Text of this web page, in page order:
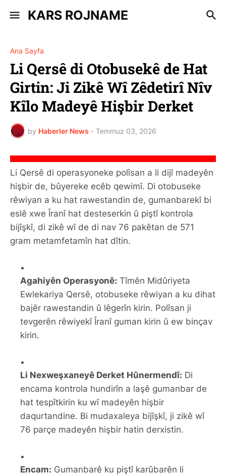
KARS ROJNAME
Ana Sayfa
Li Qersê di Otobusekê de Hat
Girtin: Ji Zikê Wî Zêdetirî Nîv
Kîlo Madeyê Hişbir Derket
by Haberler News - Temmuz 03, 2026
Li Qersê di operasyoneke polîsan a li dijî madeyên
hişbir de, bûyereke ecêb qewimî. Di otobuseke
rêwiyan a ku hat rawestandin de, gumanbarekî bi
eslê xwe Îranî hat desteserkin û piştî kontrola
bijîşkî, di zikê wî de di nav 76 pakêtan de 571
gram metamfetamîn hat dîtin.
Agahiyên Operasyonê: Tîmên Midûriyeta
Ewlekariya Qersê, otobuseke rêwiyan a ku dihat
bajêr rawestandin û lêgerîn kirin. Polîsan ji
tevgerên rêwiyekî Îranî guman kirin û ew binçav
kirin.
Li Nexweşxaneyê Derket Hûnermendî: Di
encama kontrola hundirîn a laşê gumanbar de
hat tespîtkirin ku wî madeyên hişbir
daqurtandine. Bi mudaxaleya bijîşkî, ji zikê wî
76 parçe madeyên hişbir hatin derxistin.
Encam: Gumanbarê ku piştî karûbarên li